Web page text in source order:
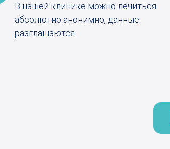
В нашей клинике можно лечиться
абсолютно анонимно, данные
разглашаются